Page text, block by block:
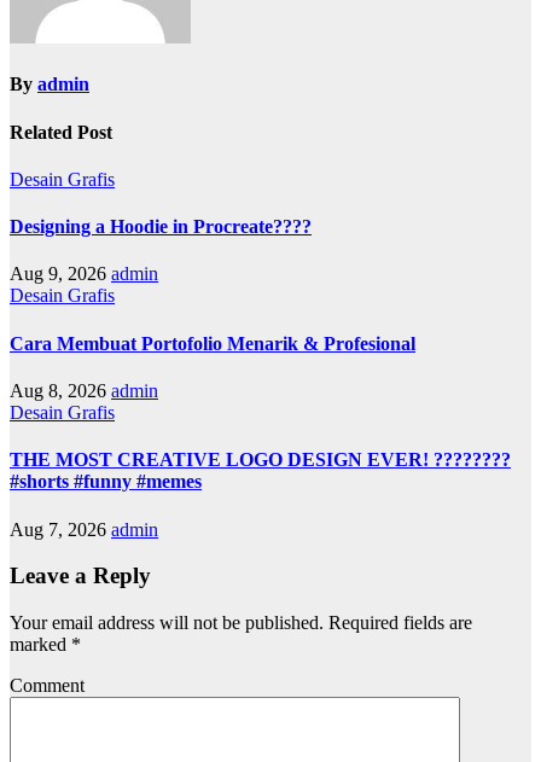
By admin
Related Post
Desain Grafis
Designing a Hoodie in Procreate????
Aug 9, 2026 admin
Desain Grafis
Cara Membuat Portofolio Menarik & Profesional
Aug 8, 2026 admin
Desain Grafis
THE MOST CREATIVE LOGO DESIGN EVER! ????????
#shorts #funny #memes
Aug 7, 2026 admin
Leave a Reply
Your email address will not be published. Required fields are
marked *
Comment